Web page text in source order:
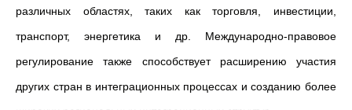
различных областях, таких как торговля, инвестиции,
транспорт, энергетика и др. Международно-правовое
регулирование также способствует расширению участия
других стран в интеграционных процессах и созданию более